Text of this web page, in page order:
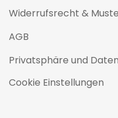
Widerrufsrecht &
AGB
Privatsphäre und
Cookie Einstellungen